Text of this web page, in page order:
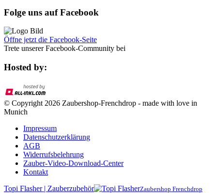
Folge uns auf Facebook
Öffne jetzt die Facebook-Seite
Trete unserer Facebook-Community bei
Hosted by:
© Copyright 2026 Zaubershop-Frenchdrop - made with love in
Munich
Impressum
Datenschutzerklärung
AGB
Widerrufsbelehrung
Zauber-Video-Download-Center
Kontakt
Topi Flasher | Zauberzubehör
Zaubershop Frenchdrop